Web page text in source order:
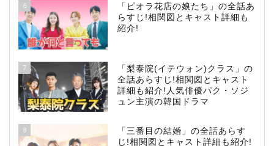
6
「ピオラ花店の娘たち」の全話あ
らすじ!相関図とキャスト詳細も
紹介!
7
「梨泰院(イテウォン)クラス」の
全話あらすじ!相関図とキャスト
詳細も紹介!人気俳優パク・ソジ
ュン主演の韓国ドラマ
8
「三番目の結婚」の全話あらす
じ!相関図とキャスト詳細も紹介!